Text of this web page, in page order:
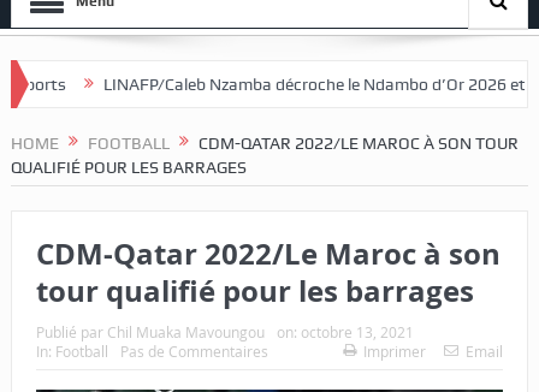
Caleb Nzamba décroche le Ndambo d’Or 2026 et Alain Djissikadié
HOME FOOTBALL
CDM-QATAR 2022/LE MAROC À SON TOUR
QUALIFIÉ POUR LES BARRAGES
CDM-Qatar 2022/Le Maroc à son
tour qualifié pour les barrages
Publié par Chil Muaka Mavoungou on: octobre 13, 2021
In: Football Pas de Commentaires Imprimer Email